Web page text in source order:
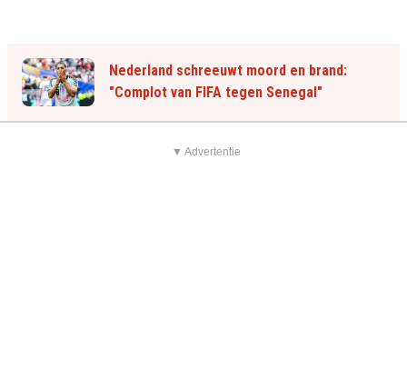
Nederland schreeuwt moord en brand:
"Complot van FIFA tegen Senegal"
▼ Advertentie